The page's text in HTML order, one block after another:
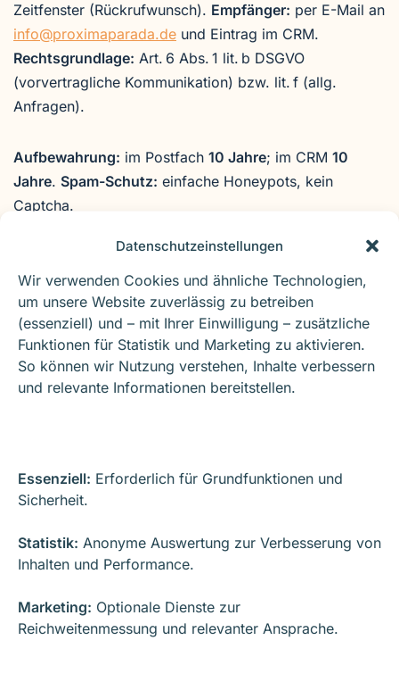
Datenschutzeinstellungen
Wir verwenden Cookies und ähnliche Technologien,
um unsere Website zuverlässig zu betreiben
(essenziell) und – mit Ihrer Einwilligung – zusätzliche
Funktionen für Statistik und Marketing zu aktivieren.
So können wir Nutzung verstehen, Inhalte verbessern
und relevante Informationen bereitstellen.
Essenziell: Erforderlich für Grundfunktionen und
Sicherheit.
Statistik: Anonyme Auswertung zur Verbesserung von
Inhalten und Performance.
Marketing: Optionale Dienste zur
Reichweitenmessung und relevanter Ansprache.
Zeitfenster (Rückrufwunsch). Empfänger: per E-Mail an
info@proximaparada.de und Eintrag im CRM.
Rechtsgrundlage: Art. 6 Abs. 1 lit. b DSGVO
(vorvertragliche Kommunikation) bzw. lit. f (allg.
Anfragen).
Aufbewahrung: im Postfach 10 Jahre; im CRM 10
Jahre. Spam-Schutz: einfache Honeypots, kein
Captcha.
6.2 Kundenkonto-Anlage
Zweck:Einrichtung eines WooCommerce-
Kundenkontos. Daten:Firma, Name, E-Mail, Telefon.
Empfänger: WordPress/WooCommerce, CRM sowie
Übergabe anDATEV Unternehmen Online
Aufbewahrung:inaktive Konten ohne Bestellung bis
zur Löschung/Anonymisierung nach
6.3 E-Mail-Kommunikation
E-Mails werden über Postfächer des Hosting-Pakets
bei Hetzner (Nürnberg, DE) verarbeitet.